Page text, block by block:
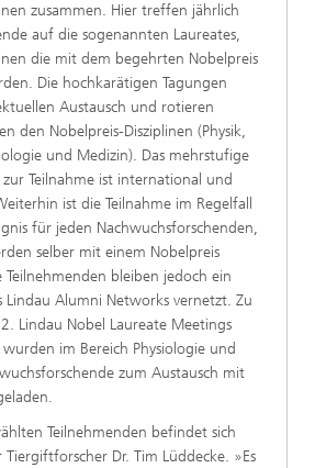
zusammen. Hier treffen jährlich
auf die sogenannten Laureates,
die mit dem begehrten Nobelpreis
Die hochkarätigen Tagungen
Austausch und rotieren
den Nobelpreis-Disziplinen (Physik,
und Medizin). Das mehrstufige
Teilnahme ist international und
ist die Teilnahme im Regelfall
für jeden Nachwuchsforschenden,
selber mit einem Nobelpreis
Teilnehmenden bleiben jedoch ein
Lindau Alumni Networks vernetzt. Zu
Lindau Nobel Laureate Meetings
im Bereich Physiologie und
zum Austausch mit
Teilnehmenden befindet sich
Dr. Tim Lüddecke. »Es